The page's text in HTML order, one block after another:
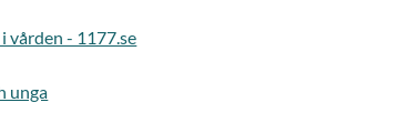
vården - 1177.se
unga